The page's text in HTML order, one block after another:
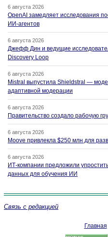
6 августа 2026
OpenAI замедляет исследования
ИИ-агентов
6 августа 2026
Джефф Дин и ведущие
Discovery Loop
6 августа 2026
Mistral выпустила Shieldstral —
адаптивной модерации
6 августа 2026
Правительство создало рабочую
6 августа 2026
Moove привлекла $250 млн для
6 августа 2026
ИТ-компании предложили
данных для обучения ИИ
Связь с редакцией
Главная